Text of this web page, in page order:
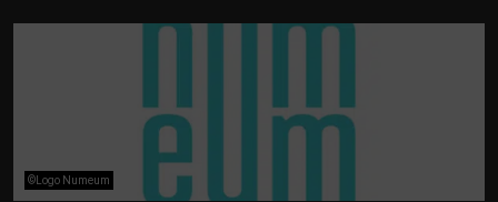
©Logo Numeum